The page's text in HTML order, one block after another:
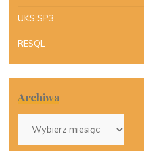
UKS SP3
RESQL
Archiwa